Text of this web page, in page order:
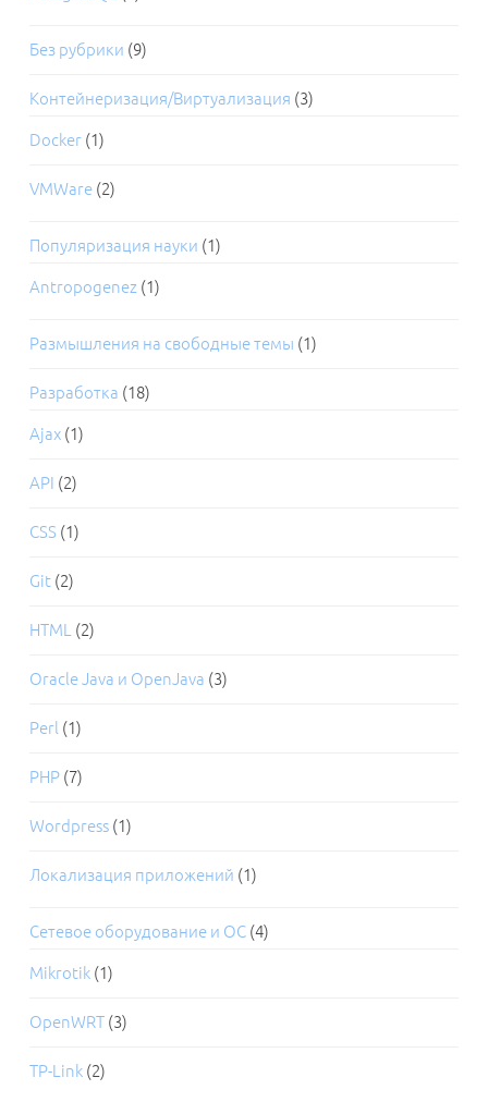
Без рубрики (9)
Контейнеризация/Виртуализация (3)
Docker (1)
VMWare (2)
Популяризация науки (1)
Antropogenez (1)
Размышления на свободные темы (1)
Разработка (18)
Ajax (1)
API (2)
CSS (1)
Git (2)
HTML (2)
Oracle Java и OpenJava (3)
Perl (1)
PHP (7)
Wordpress (1)
Локализация приложений (1)
Сетевое оборудование и ОС (4)
Mikrotik (1)
OpenWRT (3)
TP-Link (2)